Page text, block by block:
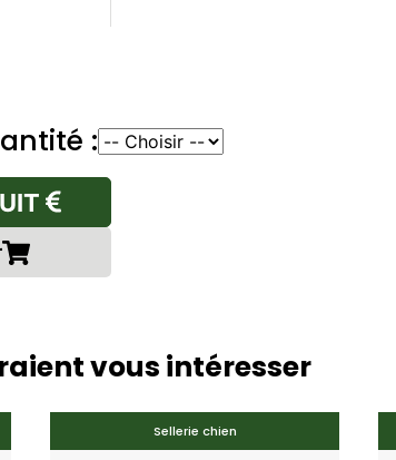
:
vous intéresser
Sellerie chien